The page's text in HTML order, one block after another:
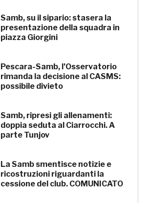
Samb, su il sipario: stasera la
presentazione della squadra in
piazza Giorgini
Pescara-Samb, l’Osservatorio
rimanda la decisione al CASMS:
possibile divieto
Samb, ripresi gli allenamenti:
doppia seduta al Ciarrocchi. A
parte Tunjov
La Samb smentisce notizie e
ricostruzioni riguardanti la
cessione del club. COMUNICATO